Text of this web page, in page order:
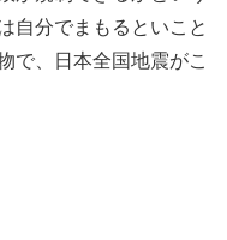
自分でまもるといこと
で、日本全国地震がこ